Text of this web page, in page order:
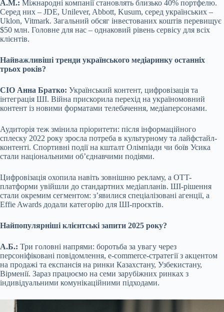
А.М.: Міжнародні компанії становлять близько 40% портфелю.
Серед них – JDE, Unilever, Abbott, Kusum, серед українських –
Uklon, Vitmark. Загальний обсяг інвестованих коштів перевищує
$50 млн. Головне для нас – однаковий рівень сервісу для всіх
клієнтів.
Найважливіші тренди українського медіаринку останніх
трьох років?
CIO Анна Братко: Український контент, цифровізація та
інтеграція ШІ. Війна прискорила перехід на україномовний
контент із новими форматами телебачення, медіаперсонами.
Аудиторія теж змінила пріоритети: після інформаційного
сплеску 2022 року зросла потреба в культурному та лайфстайл-
контенті. Спортивні події на кшталт Олімпіади чи боїв Усика
стали національними об’єднавчими подіями.
Цифровізація охопила навіть зовнішню рекламу, а OTT-
платформи увійшли до стандартних медіапланів. ШІ-рішення
стали окремим сегментом: з’явилися спеціалізовані агенції, а
Effie Awards додали категорію для ШІ-проєктів.
Найпопулярніші клієнтські запити 2025 року?
А.Б.: Три головні напрями: боротьба за увагу через
персоніфіковані повідомлення, e-commerce-стратегії з акцентом
на продажі та експансія на ринки Казахстану, Узбекистану,
Вірменії. Зараз працюємо на семи зарубіжних ринках з
індивідуальними комунікаційними підходами.